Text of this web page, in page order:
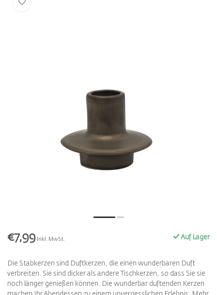
€7,99 Inkl. MwSt. Auf Lager
Die Stabkerzen sind Duftkerzen, die einen wunderbaren Duft
verbreiten. Sie sind dicker als andere Tischkerzen, so dass Sie sie
noch länger genießen können. Die wunderbar duftenden Kerzen